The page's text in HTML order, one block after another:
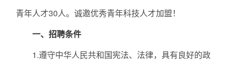
青年人才30人。诚邀优秀青年科技人才加盟！
一、招聘条件
1.遵守中华人民共和国宪法、法律，具有良好的政